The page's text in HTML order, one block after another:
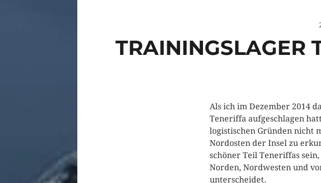
TRAININGSLAGER
Als ich im Dezember 2014
Teneriffa aufgeschlagen
logistischen Gründen nicht
Nordosten der Insel zu
schöner Teil Teneriffas
Norden, Nordwesten und
unterscheidet.